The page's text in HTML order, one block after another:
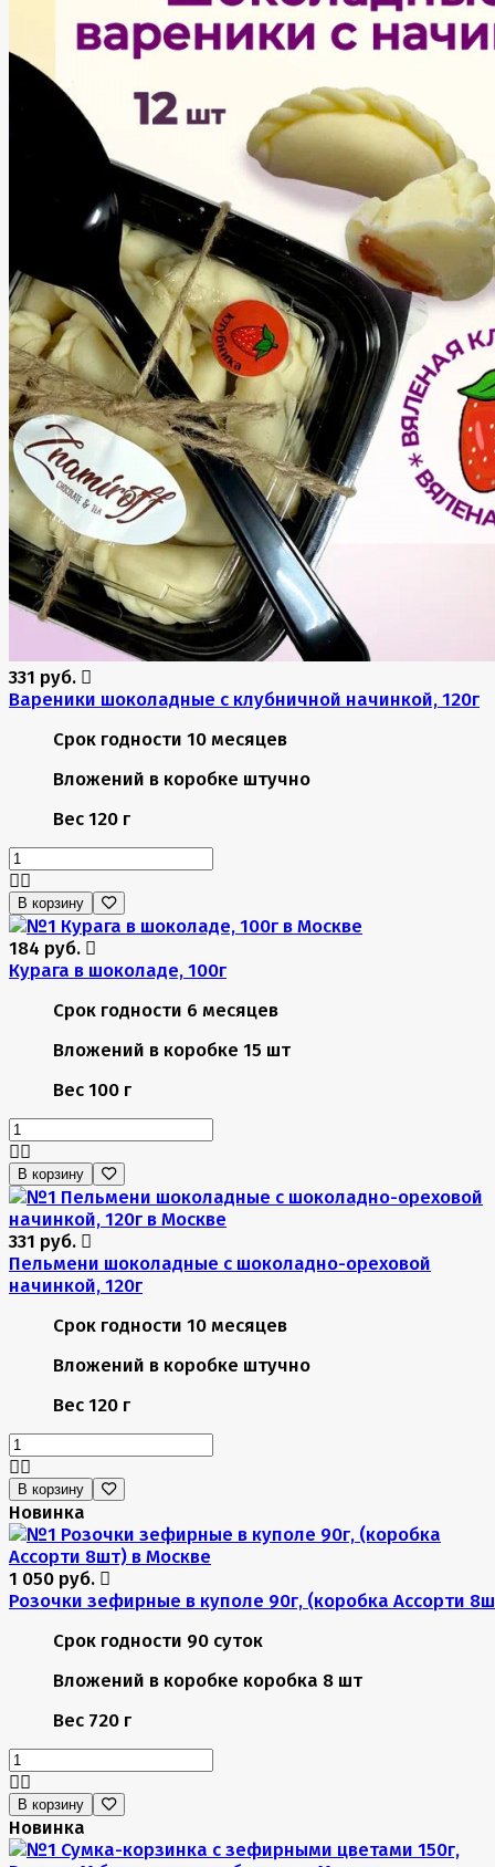
331 руб.
Вареники шоколадные с клубничной начинкой, 120г
Срок годности 10 месяцев
Вложений в коробке штучно
Вес 120 г
В корзину
184 руб.
Курага в шоколаде, 100г
Срок годности 6 месяцев
Вложений в коробке 15 шт
Вес 100 г
В корзину
331 руб.
Пельмени шоколадные с шоколадно-ореховой
начинкой, 120г
Срок годности 10 месяцев
Вложений в коробке штучно
Вес 120 г
В корзину
Новинка
1 050 руб.
Розочки зефирные в куполе 90г, (коробка Ассорти
Срок годности 90 суток
Вложений в коробке коробка 8 шт
Вес 720 г
В корзину
Новинка